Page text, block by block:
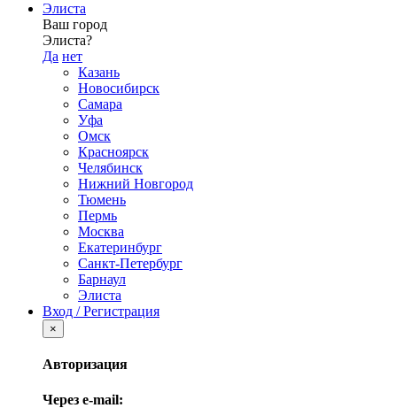
Элиста
Ваш город
Элиста?
Да нет
Казань
Новосибирск
Самара
Уфа
Омск
Красноярск
Челябинск
Нижний Новгород
Тюмень
Пермь
Москва
Екатеринбург
Санкт-Петербург
Барнаул
Элиста
Вход / Регистрация
×
Авторизация
Через e-mail: